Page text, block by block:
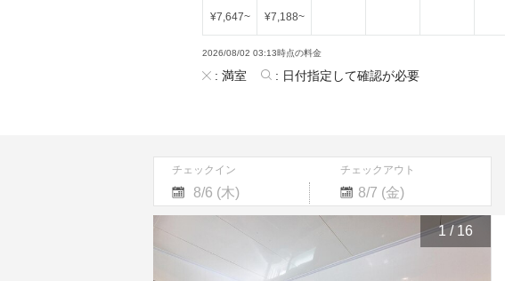
¥7,647~ ¥7,188~
2026/08/02 03:13時点の料金
: 満室 : 日付指定して確認が必要
チェックイン チェックアウト
Navigate
interact
Navigate
to
interact
1 / 16